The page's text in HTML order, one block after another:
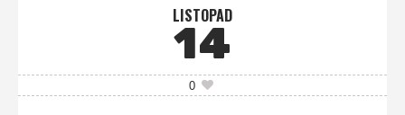
LISTOPAD
14
0